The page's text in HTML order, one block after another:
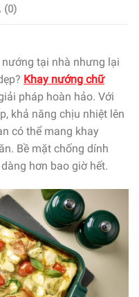
(0)
tại nhà nhưng lại
Khay nướng chữ
pháp hoàn hảo. Với
khả năng chịu nhiệt lên
có thể mang khay
Bề mặt chống dính
hơn bao giờ hết.